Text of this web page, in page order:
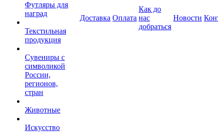
Футляры для
наград
Текстильная
продукция
Сувениры с
символикой
России,
регионов,
стран
Животные
Искусство
Доставка Оплата
Как до
нас
добраться
Новости